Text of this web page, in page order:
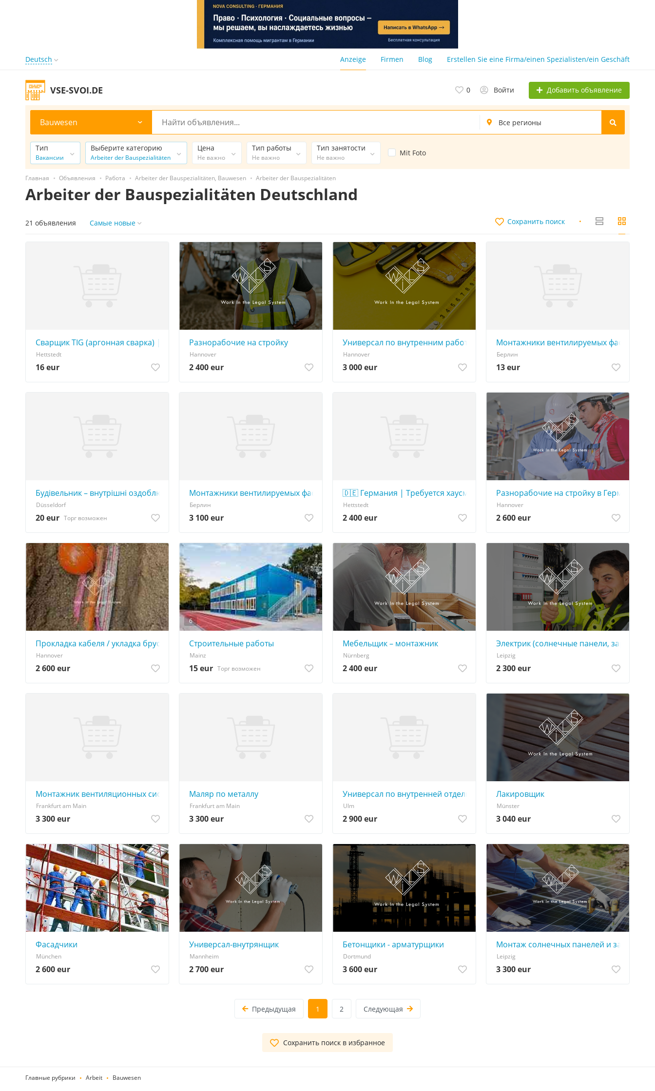
Deutsch Anzeige Firmen Blog Erstellen Sie eine Firma/einen Spezialisten/ein Geschäft
VSE-SVOI.DE 0 Войти Добавить объявление
Bauwesen
Тип
Вакансии
Выберите категорию
Arbeiter der Bauspezialitäten
Цена
Не важно
Тип работы
Не важно
Тип занятости
Не важно
Mit Foto
Главная Объявления Работа Arbeiter der Bauspezialitäten, Bauwesen Arbeiter der Bauspezialitäten
Arbeiter der Bauspezialitäten Deutschland
21 объявления Самые новые Сохранить поиск
Сварщик TIG (аргонная сварка) | от 16 €/час нетто
Hettstedt
16 eur
Разнорабочие на стройку
Hannover
2 400 eur
Универсал по внутренним работам
Hannover
3 000 eur
Монтажники вентилируемых фасадов |
Берлин
13 eur
Будівельник – внутрішні оздоблювальні роботи (Німеччина, Дюссельдорф)
Düsseldorf
20 eur Торг возможен
Монтажники вентилируемых фасадов
Берлин
3 100 eur
🇩🇪 Германия | Требуется хаусмастер (Hausmeister) | от 12 €/час нетто
Hettstedt
2 400 eur
Разнорабочие на стройку в Германии
Hannover
2 600 eur
Прокладка кабеля / укладка брусчатки в Германии
Hannover
2 600 eur
6
Строительные работы
Mainz
15 eur Торг возможен
Мебельщик – монтажник
Nürnberg
2 400 eur
Электрик (солнечные панели, зарядные
Leipzig
2 300 eur
Монтажник вентиляционных систем
Frankfurt am Main
3 300 eur
Маляр по металлу
Frankfurt am Main
3 300 eur
Универсал по внутренней отделке + помощники
Ulm
2 900 eur
Лакировщик
Münster
3 040 eur
Фасадчики
München
2 600 eur
Универсал-внутрянщик
Mannheim
2 700 eur
Бетонщики - арматурщики
Dortmund
3 600 eur
Монтаж солнечных панелей и зарядных
Leipzig
3 300 eur
Предыдущая 1 2 Следующая
Сохранить поиск в избранное
Главные рубрики Arbeit Bauwesen